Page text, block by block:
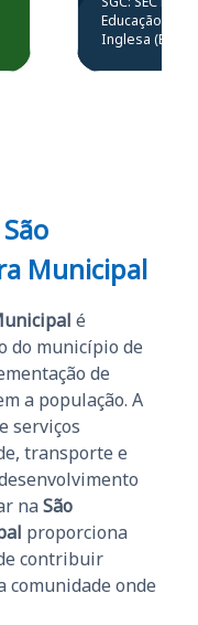
resolução
questões.”
Educação
Inglesa (Edital
Municipal
é
do município de
de
a população. A
serviços
transporte e
na São
proporciona
contribuir
onde